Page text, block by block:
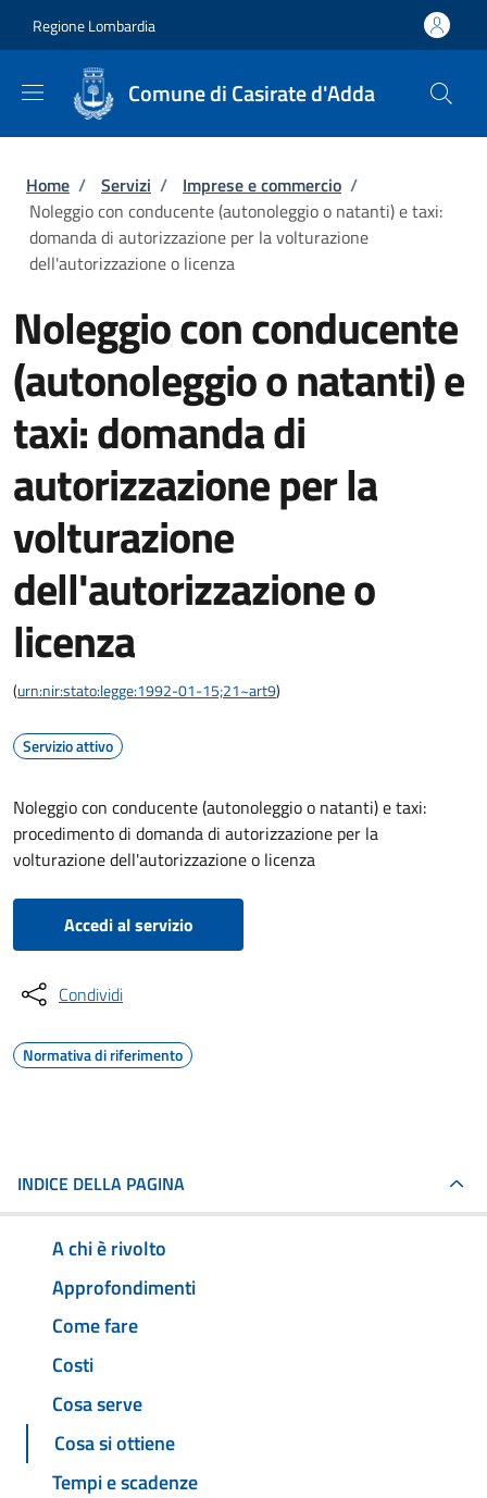
Regione Lombardia
Comune di Casirate d'Adda
Briciole di pane
Home / Servizi / Imprese e commercio /
Noleggio con conducente (autonoleggio o natanti) e taxi:
domanda di autorizzazione per la volturazione
dell'autorizzazione o licenza
Noleggio con conducente
(autonoleggio o natanti) e
taxi: domanda di
autorizzazione per la
volturazione
dell'autorizzazione o
licenza
(urn:nir:stato:legge:1992-01-15;21~art9)
Servizio attivo
Noleggio con conducente (autonoleggio o natanti) e taxi:
procedimento di domanda di autorizzazione per la
volturazione dell'autorizzazione o licenza
Accedi al servizio
Condividi
Normativa di riferimento
INDICE DELLA PAGINA
A chi è rivolto
Approfondimenti
Come fare
Costi
Cosa serve
Cosa si ottiene
Tempi e scadenze